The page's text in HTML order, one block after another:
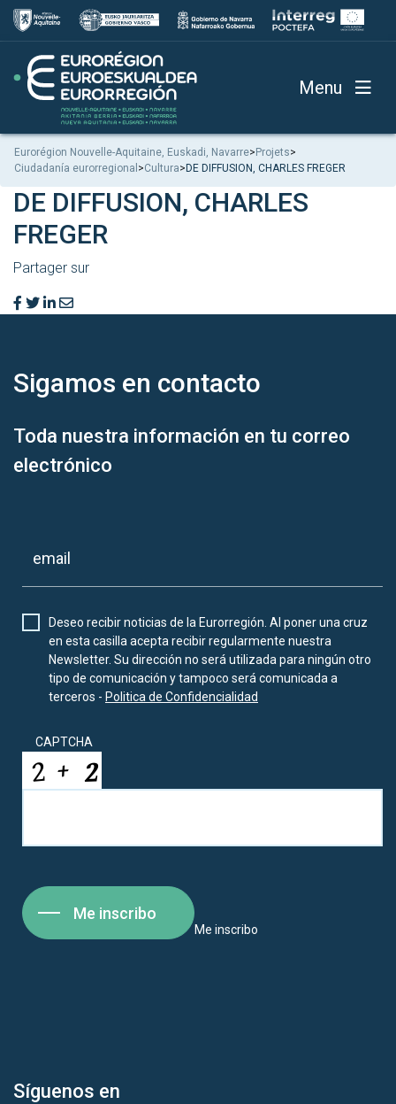
Menu
Eurorégion Nouvelle-Aquitaine, Euskadi, Navarre> Projets>
Ciudadanía eurorregional >Cultura> DE DIFFUSION, CHARLES FREGER
DE DIFFUSION, CHARLES
FREGER
Partager sur
Sigamos en contacto
Toda nuestra información en tu correo
electrónico
Deseo recibir noticias de la Eurorregión. Al poner una cruz
en esta casilla acepta recibir regularmente nuestra
Newsletter. Su dirección no será utilizada para ningún otro
tipo de comunicación y tampoco será comunicada a
terceros - Politica de Confidencialidad
CAPTCHA
Me inscribo
Me inscribo
Síguenos en